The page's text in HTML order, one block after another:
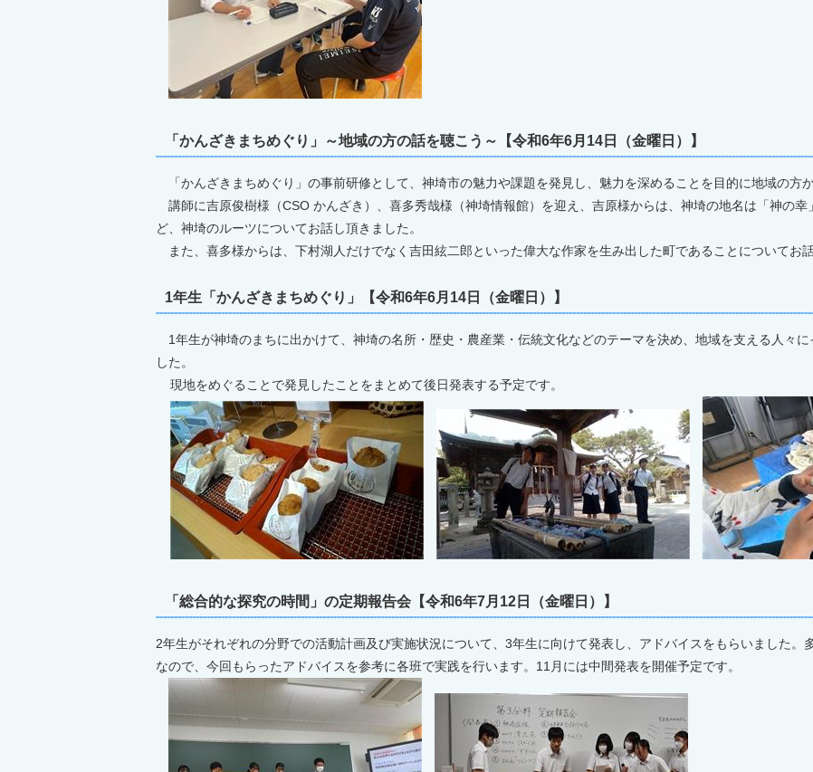
「かんざきまちめぐり」～地域の方の話を聴こう～【令和6年6月14日（金曜日）】
「かんざきまちめぐり」の事前研修として、神埼市の魅力や課題を発見し、魅力を深めることを目的に地域の方か
講師に吉原俊樹様（CSO かんざき）、喜多秀哉様（神埼情報館）を迎え、吉原様からは、神埼の地名は「神の
ど、神埼のルーツについてお話し頂きました。
また、喜多様からは、下村湖人だけでなく吉田絃二郎といった偉大な作家を生み出した町であることについてお
1年生「かんざきまちめぐり」【令和6年6月14日（金曜日）】
1年生が神埼のまちに出かけて、神埼の名所・歴史・農産業・伝統文化などのテーマを決め、地域を支える人々
した。
現地をめぐることで発見したことをまとめて後日発表する予定です。
「総合的な探究の時間」の定期報告会【令和6年7月12日（金曜日）】
2年生がそれぞれの分野での活動計画及び実施状況について、3年生に向けて発表し、アドバイスをもらいました。
なので、今回もらったアドバイスを参考に各班で実践を行います。11月には中間発表を開催予定です。